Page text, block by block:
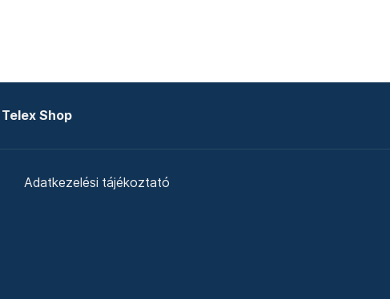
Telex Shop
Adatkezelési tájékoztató